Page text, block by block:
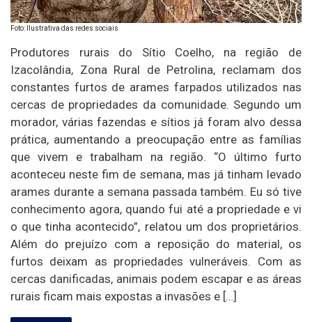
Foto: Ilustrativa das redes sociais
Produtores rurais do Sítio Coelho, na região de
Izacolândia, Zona Rural de Petrolina, reclamam dos
constantes furtos de arames farpados utilizados nas
cercas de propriedades da comunidade. Segundo um
morador, várias fazendas e sítios já foram alvo dessa
prática, aumentando a preocupação entre as famílias
que vivem e trabalham na região. “O último furto
aconteceu neste fim de semana, mas já tinham levado
arames durante a semana passada também. Eu só tive
conhecimento agora, quando fui até a propriedade e vi
o que tinha acontecido”, relatou um dos proprietários.
Além do prejuízo com a reposição do material, os
furtos deixam as propriedades vulneráveis. Com as
cercas danificadas, animais podem escapar e as áreas
rurais ficam mais expostas a invasões e […]